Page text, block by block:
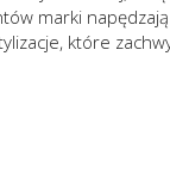
marki
które